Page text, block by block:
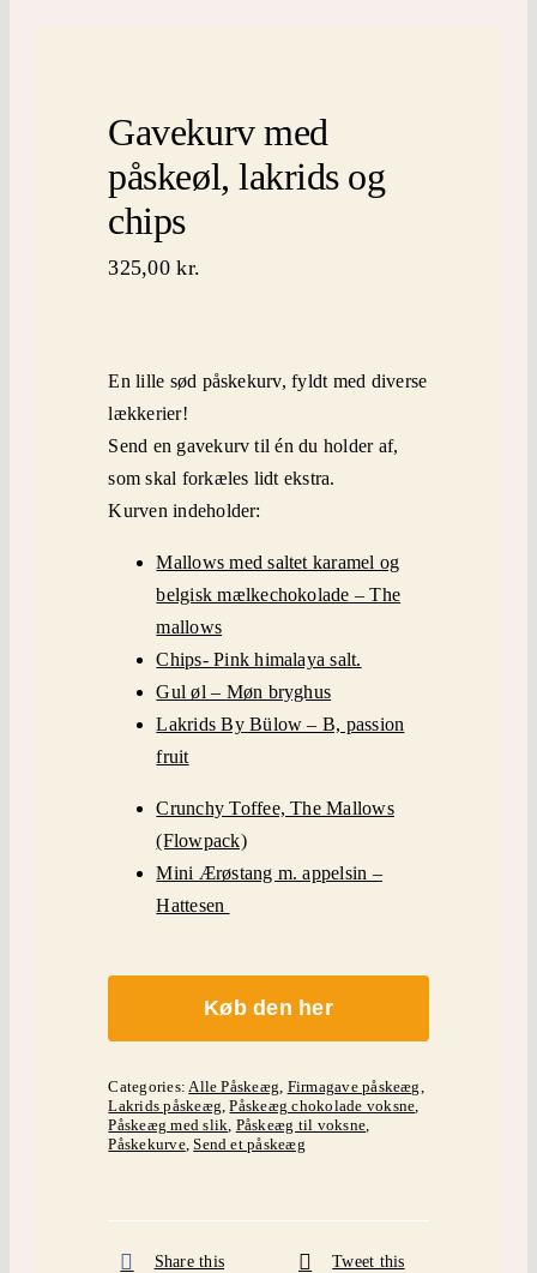
kontakt
Gavekurv med
påskeøl, lakrids og
chips
325,00kr.
En lille sød påskekurv, fyldt med diverse
lækkerier!
Send en gavekurv til én du holder af,
som skal forkæles lidt ekstra.
Kurven indeholder:
Mallows med saltet karamel og
belgisk mælkechokolade – The
mallows
Chips- Pink himalaya salt.
Gul øl – Møn bryghus
Lakrids By Bülow – B, passion
fruit
Crunchy Toffee, The Mallows
(Flowpack)
Mini Ærøstang m. appelsin –
Hattesen
Køb den her
Categories:Alle Påskeæg, Firmagave påskeæg,
Lakrids påskeæg,Påskeæg chokolade voksne,
Påskeæg med slik, Påskeæg til voksne,
Påskekurve,Send et påskeæg
Share this
Tweet this